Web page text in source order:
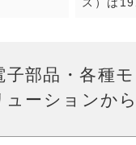
子部品・各種
ューションか